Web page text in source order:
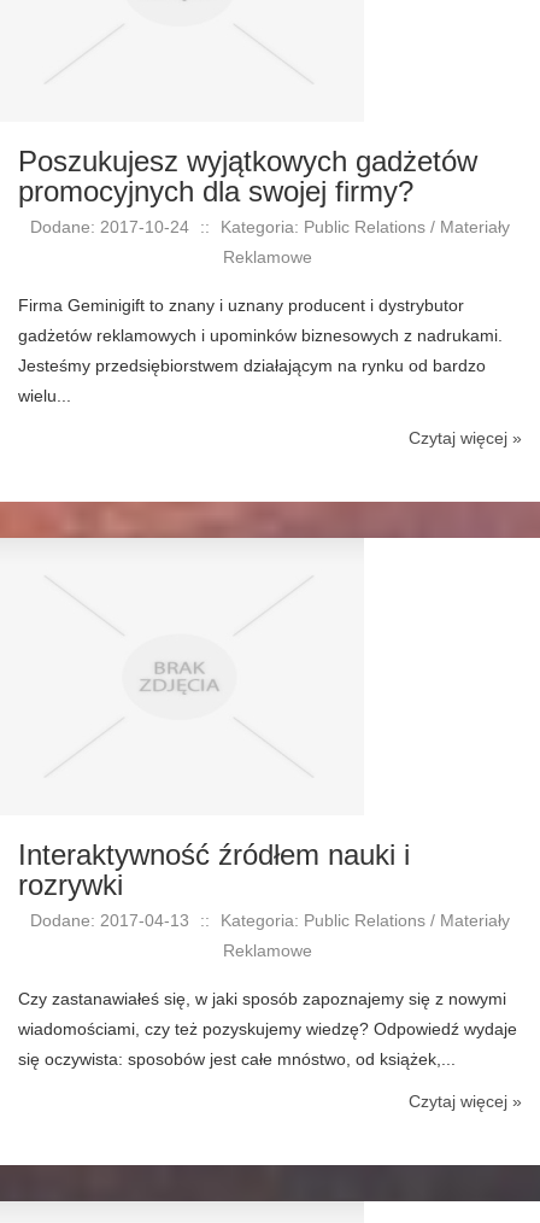
Poszukujesz wyjątkowych gadżetów
promocyjnych dla swojej firmy?
Dodane: 2017-10-24 ::
Kategoria: Public Relations / Materiały
Reklamowe
Firma Geminigift to znany i uznany producent i dystrybutor
gadżetów reklamowych i upominków biznesowych z nadrukami.
Jesteśmy przedsiębiorstwem działającym na rynku od bardzo
wielu...
Czytaj więcej »
Interaktywność źródłem nauki i
rozrywki
Dodane: 2017-04-13 ::
Kategoria: Public Relations / Materiały
Reklamowe
Czy zastanawiałeś się, w jaki sposób zapoznajemy się z nowymi
wiadomościami, czy też pozyskujemy wiedzę? Odpowiedź wydaje
się oczywista: sposobów jest całe mnóstwo, od książek,...
Czytaj więcej »